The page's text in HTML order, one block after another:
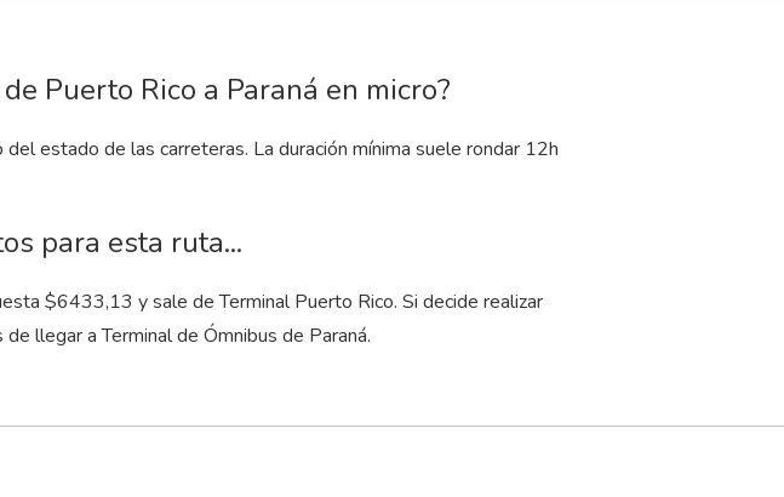
Puerto Rico a Paraná en micro?
estado de las carreteras. La duración mínima suele rondar 12h
para esta ruta...
$6433,13 y sale de Terminal Puerto Rico. Si decide realizar
llegar a Terminal de Ómnibus de Paraná.